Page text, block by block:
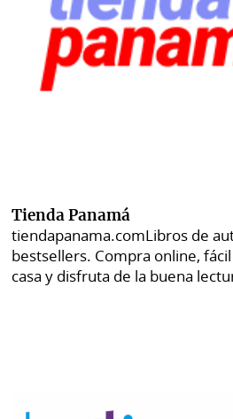
Tienda Panamá
tiendapanama.comLibros de
bestsellers. Compra online,
casa y disfruta de la buena